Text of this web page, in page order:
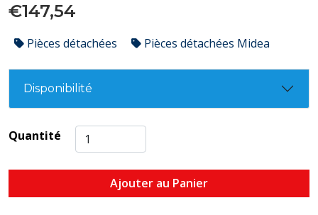
€147,54
Pièces détachées Pièces détachées Midea
Disponibilité
Quantité
Ajouter au Panier